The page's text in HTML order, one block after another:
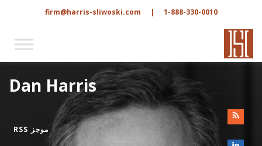
1-888-330-0010
|
firm@harris-sliwoski.com
Dan Harris
موجز RSS